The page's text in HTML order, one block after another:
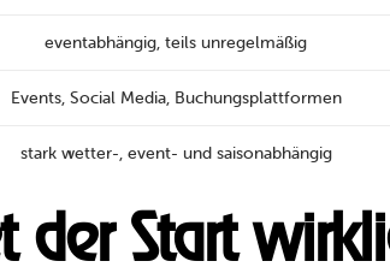
eventabhängig, teils unregelmäßig
Events, Social Media, Buchungsplattformen
stark wetter-, event- und saisonabhängig
der Start